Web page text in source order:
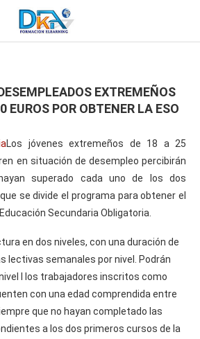
EXTREMEÑOS
EUROS POR OBTENER LA ESO
Los jóvenes extremeños de 18 a 25
en situación de desempleo percibirán
superado cada uno de los dos
se divide el programa para obtener el
Secundaria Obligatoria.
en dos niveles, con una duración de
lectivas semanales por nivel. Podrán
I los trabajadores inscritos como
con una edad comprendida entre
que no hayan completado las
a los dos primeros cursos de la